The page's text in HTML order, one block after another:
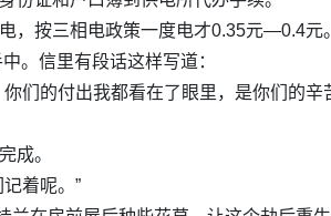
，按三相电政策一度电才0.35元—0.4元。
。信里有段话这样写道：
们的付出我都看在了眼里，是你们的
成。
着呢。”